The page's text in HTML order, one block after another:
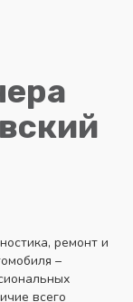
ремонт и
–
всего